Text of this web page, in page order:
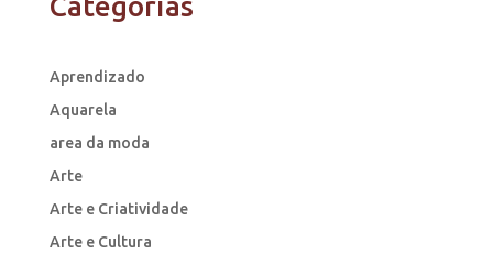
Aprendizado
Aquarela
area da moda
Arte
Arte e Criatividade
Arte e Cultura